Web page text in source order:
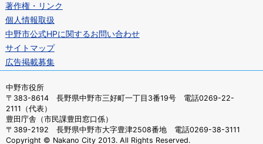
著作権・リンク
個人情報取扱
中野市公式HPに関するお問い合わせ
サイトマップ
広告掲載募集
中野市役所
〒383-8614 長野県中野市三好町一丁目3番19号 電話0269-22-
2111（代表）
豊田庁舎（市民課豊田窓口係）
〒389-2192 長野県中野市大字豊津2508番地 電話0269-38-3111
Copyright © Nakano City 2013. All Rights Reserved.